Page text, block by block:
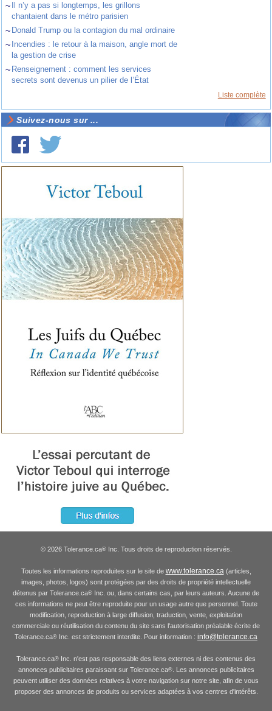
~
Il n’y a pas si longtemps, les grillons
chantaient dans le métro parisien
~ Donald Trump ou la contagion du mal ordinaire
~ Incendies : le retour à la maison, angle mort de
la gestion de crise
~ Renseignement : comment les services
secrets sont devenus un pilier de l’État
Liste complète
Suivez-nous sur ...
© 2026 Tolerance.ca®Inc. Tous droits de reproduction réservés.
Toutes les informations reproduites sur le site de www.tolerance.ca(articles,
images, photos, logos) sont protégées par des droits de propriété intellectuelle
détenus par Tolerance.ca® Inc. ou, dans certains cas, par leurs auteurs. Aucune de
ces informations ne peut être reproduite pour un usage autre que personnel. Toute
modification, reproduction à large diffusion, traduction, vente, exploitation
commerciale ou réutilisation du contenu du site sans l'autorisation préalable écrite de
Tolerance.ca® Inc. est strictement interdite. Pour information : info@tolerance.ca
Tolerance.ca® Inc. n'est pas responsable des liens externes ni des contenus des
annonces publicitaires paraissant sur Tolerance.ca®. Les annonces publicitaires
peuvent utiliser des données relatives à votre navigation sur notre site, afin de vous
proposer des annonces de produits ou services adaptées à vos centres d'intérêts.